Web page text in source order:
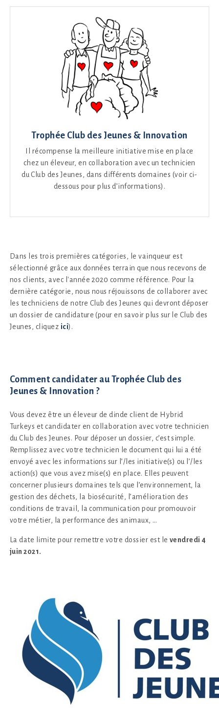
Trophée Club des Jeunes & Innovation
Il récompense la meilleure initiative mise en place
chez un éleveur, en collaboration avec un technicien
du Club des Jeunes, dans différents domaines (voir ci-
dessous pour plus d’informations).
Dans les trois premières catégories, le vainqueur est
sélectionné grâce aux données terrain que nous recevons de
nos clients, avec l'année 2020 comme référence. Pour la
dernière catégorie, nous nous réjouissons de collaborer avec
les techniciens de notre Club des Jeunes qui devront déposer
un dossier de candidature (pour en savoir plus sur le Club des
Jeunes, cliquez ici).
Comment candidater au Trophée Club des
Jeunes & Innovation ?
Vous devez être un éleveur de dinde client de Hybrid
Turkeys et candidater en collaboration avec votre technicien
du Club des Jeunes. Pour déposer un dossier, c’est simple.
Remplissez avec votre technicien le document qui lui a été
envoyé avec les informations sur l’/les initiative(s) ou l’/les
action(s) que vous avez mise(s) en place. Elles peuvent
concerner plusieurs domaines tels que l’environnement, la
gestion des déchets, la biosécurité, l’amélioration des
conditions de travail, la communication pour promouvoir
votre métier, la performance des animaux, …
La date limite pour remettre votre dossier est le vendredi 4
juin 2021.